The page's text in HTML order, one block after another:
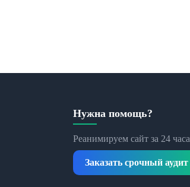
Нужна помощь?
Реанимируем сайт за 24 часа
Заказать срочный аудит